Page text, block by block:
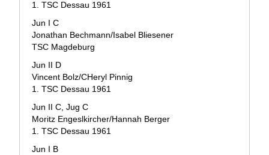
1. TSC Dessau 1961
Jun I C
Jonathan Bechmann/Isabel Bliesener
TSC Magdeburg
Jun II D
Vincent Bolz/CHeryl Pinnig
1. TSC Dessau 1961
Jun II C, Jug C
Moritz Engeslkircher/Hannah Berger
1. TSC Dessau 1961
Jun I B